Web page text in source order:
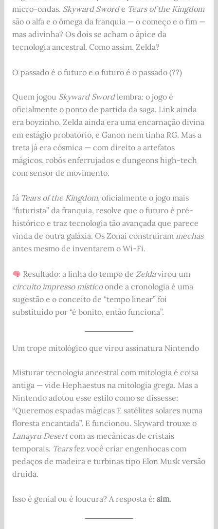
b
o
o
k
t A
p
p
r
micro-ondas. Skyward Sworde Tears of the Kingdom
são o alfa e o ômega da franquia — o começo e o fim —
mas adivinha? Os dois se acham o ápice da
tecnologia ancestral. Como assim, Zelda?
O passado é o futuro e o futuro é o passado (??)
Quem jogou Skyward Swordlembra: o jogo é
oficialmente o ponto de partida da saga. Link ainda
era boyzinho, Zelda ainda era uma encarnação divina
em estágio probatório, e Ganon nem tinha RG. Mas a
treta já era cósmica — com direito a artefatos
mágicos, robôs enferrujados e dungeons high-tech
com sensor de movimento.
Já Tears of the Kingdom, oficialmente o jogo mais
“futurista” da franquia, resolve que o futuro é pré-
histórico e traz tecnologia tão avançada que parece
vinda de outra galáxia. Os Zonai construíram mechas
antes mesmo de inventarem o Wi-Fi.
Resultado: a linha do tempo de Zeldavirou um
circuito impresso místicoonde a cronologia é uma
sugestão e o conceito de “tempo linear” foi
substituído por “é bonito, então funciona”.
Um trope mitológico que virou assinatura Nintendo
Misturar tecnologia ancestral com mitologia é coisa
antiga — vide Hephaestus na mitologia grega. Mas a
Nintendo adotou esse estilo como se dissesse:
“Queremos espadas mágicas E satélites solares numa
floresta encantada”. E funcionou. Skyward trouxe o
Lanayru Desertcom as mecânicas de cristais
temporais. Tearsfez você criar engenhocas com
pedaços de madeira e turbinas tipo Elon Musk versão
druida.
Isso é genial ou é loucura? A resposta é: sim.